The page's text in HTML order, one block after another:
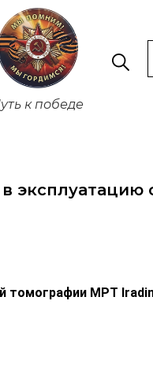
к победе
эксплуатацию
томографии МРТ